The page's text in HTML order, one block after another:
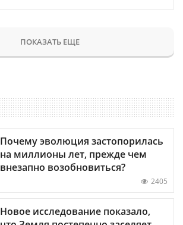
ПОКАЗАТЬ ЕЩЕ
Почему эволюция застопорилась
на миллионы лет, прежде чем
внезапно возобновиться?
2405
Новое исследование показало,